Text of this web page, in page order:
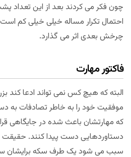
چون فکر می کردند بعد از این تعداد
احتمال تکرار مساله خیلی خیلی کم
چرخش بعدی اثر می گذارد.
فاکتور مهارت
البته که هیچ کس نمی تواند ادعا کند
موفقیت خود را به خاطر تصادفات
که مهارتشان باعث شده در جایگاهی
دستاوردهایی دست پیدا کنند.
سبب می شود یک طرف سکه برایشان